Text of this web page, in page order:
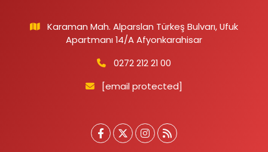
Karaman Mah. Alparslan Türkeş Bulvarı, Ufuk
Apartmanı 14/A Afyonkarahisar
0272 212 21 00
[email protected]